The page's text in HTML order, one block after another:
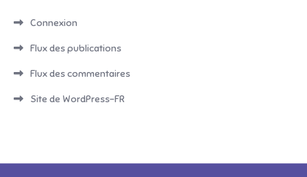
Connexion
Flux des publications
Flux des commentaires
Site de WordPress-FR